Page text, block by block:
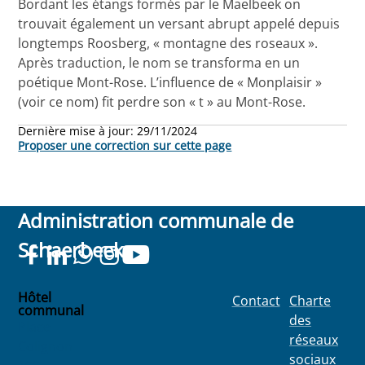
Bordant les étangs formés par le Maelbeek on
trouvait également un versant abrupt appelé depuis
longtemps Roosberg, « montagne des roseaux ».
Après traduction, le nom se transforma en un
poétique Mont-Rose. L’influence de « Monplaisir »
(voir ce nom) fit perdre son « t » au Mont-Rose.
Dernière mise à jour:29/11/2024
Proposer une correction sur cette page
Administration communale de
Schaerbeek
Hôtel
communal
Contact Charte
des
réseaux
sociaux